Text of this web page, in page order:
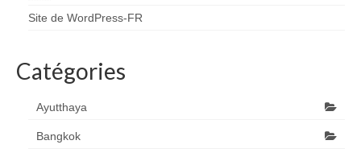
Site de WordPress-FR
Catégories
Ayutthaya
Bangkok